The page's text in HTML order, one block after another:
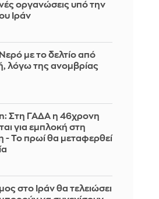
οργανώσεις υπό την
Ιράν
με το δελτίο από
λόγω της ανομβρίας
Στη ΓΑΔΑ η 46χρονη
για εμπλοκή στη
- Το πρωί θα μεταφερθεί
στο Ιράν θα τελειώσει